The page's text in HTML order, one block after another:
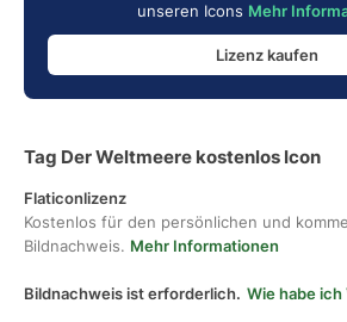
unseren Icons Mehr
Lizenz kaufen
Tag Der Weltmeere kostenlos Icon
Flaticonlizenz
Kostenlos für den persönlichen und
Bildnachweis. Mehr Informationen
Bildnachweis ist erforderlich. Wie habe